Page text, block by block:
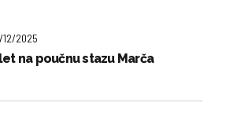
12/2025
na poučnu stazu Marča